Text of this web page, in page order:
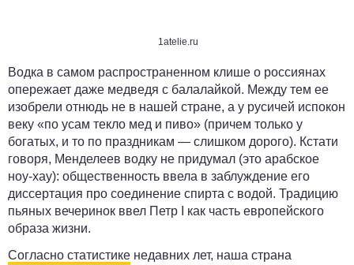
1atelie.ru
Водка в самом распространенном клише о россиянах
опережает даже медведя с балалайкой. Между тем ее
изобрели отнюдь не в нашей стране, а у русичей испокон
веку «по усам текло мед и пиво» (причем только у
богатых, и то по праздникам — слишком дорого). Кстати
говоря, Менделеев водку не придумал (это арабское
ноу-хау): общественность ввела в заблуждение его
диссертация про соединение спирта с водой. Традицию
пьяных вечеринок ввел Петр I как часть европейского
образа жизни.
Согласно статистике недавних лет, наша страна